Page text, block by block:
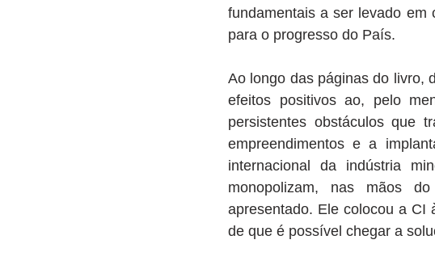
fundamentais a ser levado em
para o progresso do País.
Ao longo das páginas do livro,
efeitos positivos ao, pelo
persistentes obstáculos que
empreendimentos e a
internacional da indústria
monopolizam, nas mãos
apresentado. Ele colocou a CI
de que é possível chegar a